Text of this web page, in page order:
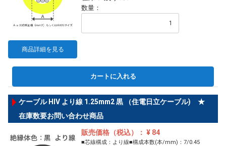
商品詳細を見る
数量：
カートに入れる
ケーブル HIV より線 1.25mm2 黒 （住電日立ケーブル) ★
在庫数要お問い合わせ商品
販売価格（税込）： ¥ 84
■芯線構成：より線■構成本数(本/mm)：7/0.45